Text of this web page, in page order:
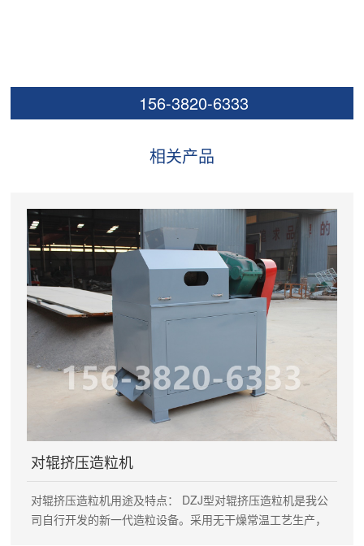
156-3820-6333
相关产品
对辊挤压造粒机
对辊挤压造粒机用途及特点： DZJ型对辊挤压造粒机是我公
司自行开发的新一代造粒设备。采用无干燥常温工艺生产，